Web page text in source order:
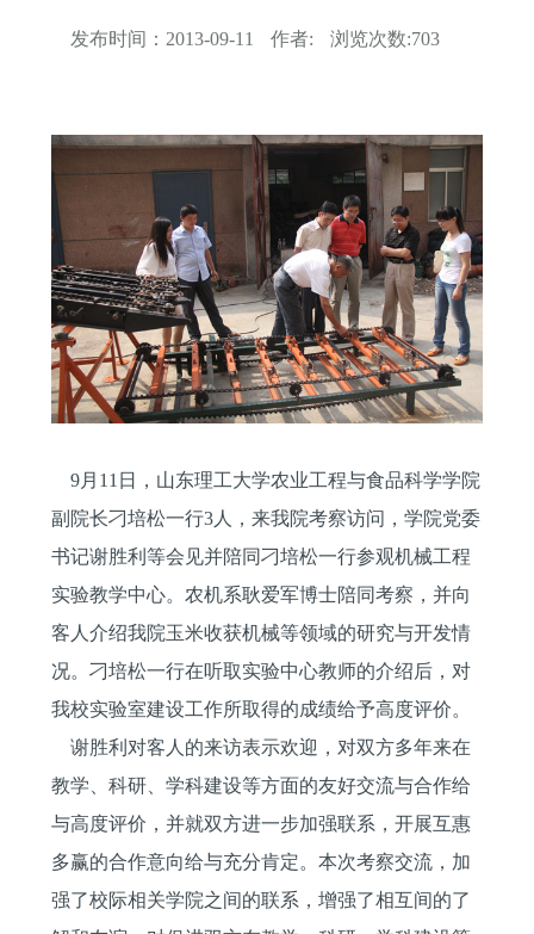
发布时间： 2013-09-11 作者: 浏览次数:703
9月 11 日
，山东理工大学农业工程与食品科学学院
副院长刁培松一行3人，来我院考察访问，学院党委
书记谢胜利等会见并陪同刁培松一行参观机械工程
实验教学中心。农机系耿爱军博士陪同考察，并向
客人介绍我院玉米收获机械等领域的研究与开发情
况。刁培松一行在听取实验中心教师的介绍后，对
我校实验室建设工作所取得的成绩给予高度评价。
谢胜利对客人的来访表示欢迎，对双方多年来在
教学、科研、学科建设等方面的友好交流与合作给
与高度评价，并就双方进一步加强联系，开展互惠
多赢的合作意向给与充分肯定。本次考察交流，加
强了校际相关学院之间的联系，增强了相互间的了